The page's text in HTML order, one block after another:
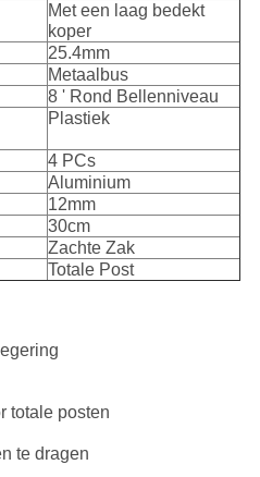
Met een laag bedekt
koper
25.4mm
Metaalbus
8 ' Rond Bellenniveau
Plastiek
4 PCs
Aluminium
12mm
30cm
Zachte Zak
Totale Post
totale posten
te dragen